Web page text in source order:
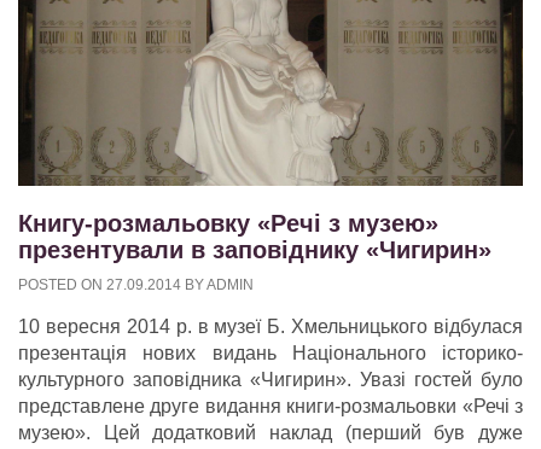
Книгу-розмальовку «Речі з музею»
презентували в заповіднику «Чигирин»
POSTED ON 27.09.2014 BYADMIN
10 вересня 2014 р. в музеї Б. Хмельницького відбулася
презентація нових видань Національного історико-
культурного заповідника «Чигирин». Увазі гостей було
представлене друге видання книги-розмальовки «Речі з
музею». Цей додатковий наклад (перший був дуже